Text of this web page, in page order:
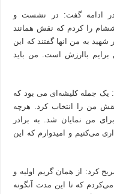
ادامه گفت: در نشست و
را کردم که نقش همانند
به من انها گفتند که این
برایم باارزش است. من باید
یک جمله کلیشه‌ای می بود که
من را انتخاب کرد. هرچه
من نمایان شد. به برادر
می‌کنیم و امیدوارم که این
کرد: از همان گریم اولیه و
که تا این مدت آنگونه